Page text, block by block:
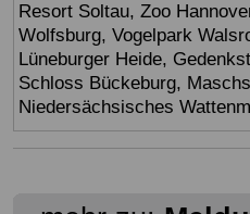
Resort Soltau, Zoo
Wolfsburg, Vogelpark
Lüneburger Heide,
Schloss Bückeburg,
Niedersächsisches